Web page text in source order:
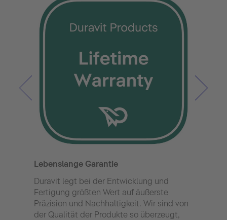
Lebenslange Garantie
Duravit legt bei der Entwicklung und
Fertigung größten Wert auf äußerste
Präzision und Nachhaltigkeit. Wir sind von
der Qualität der Produkte so überzeugt,